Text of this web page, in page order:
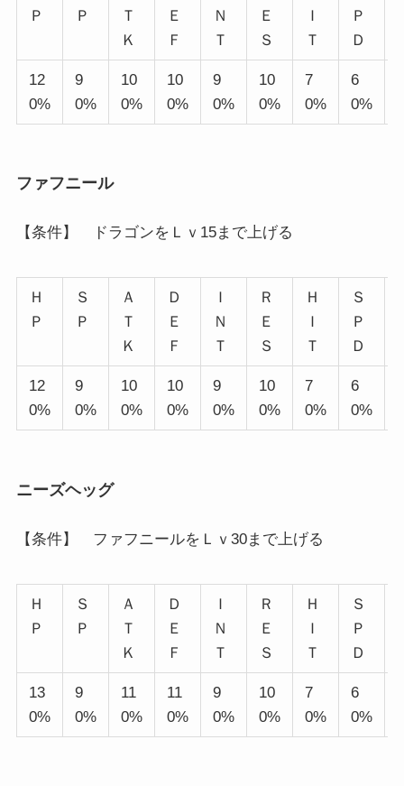
Ｐ Ｐ
Ｔ
Ｋ
Ｅ
Ｆ
Ｎ
Ｔ
Ｅ
Ｓ
Ｉ
Ｔ
Ｐ
Ｄ
12
0%
9
0%
10
0%
10
0%
9
0%
10
0%
7
0%
6
0%
ファフニール
【条件】 ドラゴンをＬｖ15まで上げる
Ｈ
Ｐ
Ｓ
Ｐ
Ａ
Ｔ
Ｋ
Ｄ
Ｅ
Ｆ
Ｉ
Ｎ
Ｔ
Ｒ
Ｅ
Ｓ
Ｈ
Ｉ
Ｔ
Ｓ
Ｐ
Ｄ
12
0%
9
0%
10
0%
10
0%
9
0%
10
0%
7
0%
6
0%
ニーズヘッグ
【条件】 ファフニールをＬｖ30まで上げる
Ｈ
Ｐ
Ｓ
Ｐ
Ａ
Ｔ
Ｋ
Ｄ
Ｅ
Ｆ
Ｉ
Ｎ
Ｔ
Ｒ
Ｅ
Ｓ
Ｈ
Ｉ
Ｔ
Ｓ
Ｐ
Ｄ
13
0%
9
0%
11
0%
11
0%
9
0%
10
0%
7
0%
6
0%